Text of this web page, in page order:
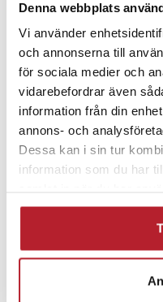
Denna webbplats
Vi använder
och annonserna till
för sociala medier och
vidarebefordrar även
information från din
annons- och
Dessa kan i sin tur
information som du har
Mobiltillbehör
Batterier &